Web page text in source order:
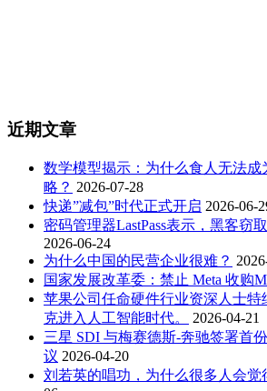
近期文章
数学模型揭示：为什么食人无法成
略？ 2026-07-28
快递”减包”时代正式开启 2026-06-
密码管理器LastPass表示，黑客窃
2026-06-24
为什么中国的民营企业很难？
国家发展改革委：禁止 Meta 收购
苹果公司任命硬件行业资深人士特
克进入人工智能时代。
2026-04-21
三星 SDI 与梅赛德斯-奔驰签署首
议 2026-04-20
刘若英的唱功，为什么很多人会觉